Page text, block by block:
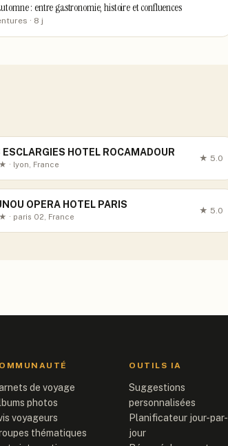
: entre gastronomie, histoire et confluences
· 8 j
ESCLARGIES HOTEL ROCAMADOUR
lyon, France
★ 5.0
OPERA HOTEL PARIS
paris 02, France
★ 5.0
de voyage
photos
voyageurs
thématiques
OUTILS IA
Suggestions
personnalisées
Planificateur jour-par-
jour